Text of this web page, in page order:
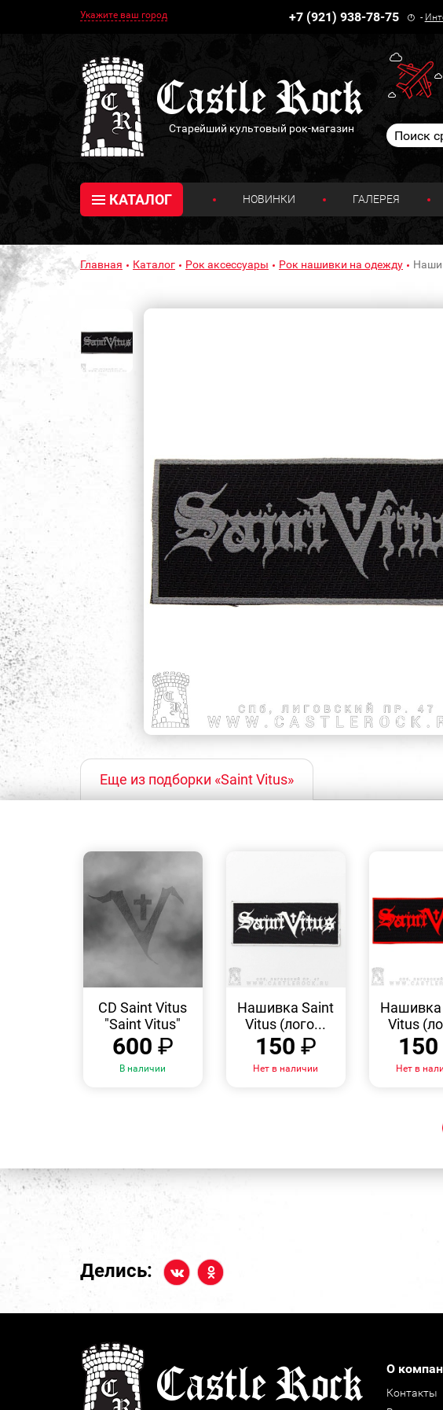
Укажите ваш город +7 (921) 938-78-75 -
Старейший культовый рок-магазин
КАТАЛОГ НОВИНКИ ГАЛЕРЕЯ
Главная Каталог Рок аксессуары Рок нашивки на одежду
Еще из подборки «Saint Vitus»
ПРОСМОТР
CD Saint Vitus
"Saint Vitus"
600 ₽
В наличии
ПРОСМОТР
Нашивка Saint
Vitus (лого...
150 ₽
Нет в наличии
Нашивка
Vitus
150
Нет в
Делись:
О
Контакты